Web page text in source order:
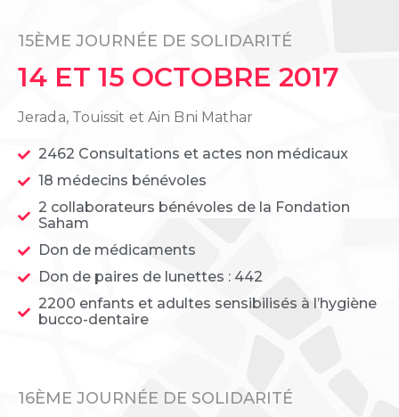
15ÈME JOURNÉE DE SOLIDARITÉ
14 ET 15 OCTOBRE 2017
Jerada, Touissit et Ain Bni Mathar
2462 Consultations et actes non médicaux
18 médecins bénévoles
2 collaborateurs bénévoles de la Fondation
Saham
Don de médicaments
Don de paires de lunettes : 442
2200 enfants et adultes sensibilisés à l’hygiène
bucco-dentaire
16ÈME JOURNÉE DE SOLIDARITÉ